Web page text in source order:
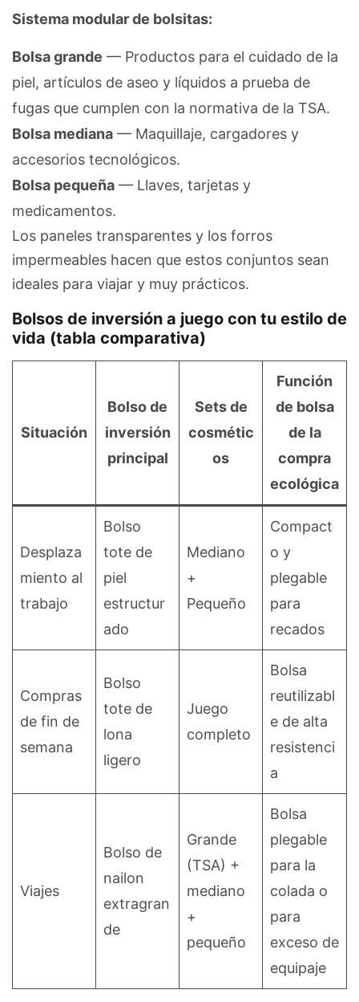
Sistema modular de bolsitas:
Bolsa grande — Productos para el cuidado de la
piel, artículos de aseo y líquidos a prueba de
fugas que cumplen con la normativa de la TSA.
Bolsa mediana — Maquillaje, cargadores y
accesorios tecnológicos.
Bolsa pequeña — Llaves, tarjetas y
medicamentos.
Los paneles transparentes y los forros
impermeables hacen que estos conjuntos sean
ideales para viajar y muy prácticos.
Bolsos de inversión a juego con tu estilo de
vida (tabla comparativa)
Situación
Bolso de
inversión
principal
Sets de
cosmétic
os
Función
de bolsa
de la
compra
ecológica
Desplaza
miento al
trabajo
Bolso
tote de
piel
estructur
ado
Mediano
+
Pequeño
Compact
o y
plegable
para
recados
Compras
de fin de
semana
Bolso
tote de
lona
ligero
Juego
completo
Bolsa
reutilizabl
e de alta
resistenci
a
Viajes
Bolso de
nailon
extragran
de
Grande
(TSA) +
mediano
+
pequeño
Bolsa
plegable
para la
colada o
para
exceso de
equipaje